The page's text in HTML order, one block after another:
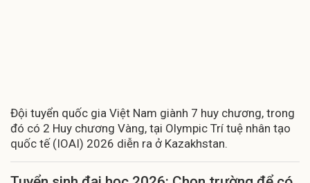
Đội tuyển quốc gia Việt Nam giành 7 huy chương, trong
đó có 2 Huy chương Vàng, tại Olympic Trí tuệ nhân tạo
quốc tế (IOAI) 2026 diễn ra ở Kazakhstan.